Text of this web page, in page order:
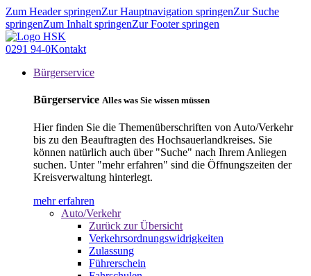
Zum Header springenZur Hauptnavigation springenZur Suche
springenZum Inhalt springenZur Footer springen
0291 94-0Kontakt
Bürgerservice
Bürgerservice Alles was Sie wissen müssen
Hier finden Sie die Themenüberschriften von Auto/Verkehr
bis zu den Beauftragten des Hochsauerlandkreises. Sie
können natürlich auch über "Suche" nach Ihrem Anliegen
suchen. Unter "mehr erfahren" sind die Öffnungszeiten der
Kreisverwaltung hinterlegt.
mehr erfahren
Auto/Verkehr
Zurück zur Übersicht
Verkehrsordnungswidrigkeiten
Zulassung
Führerschein